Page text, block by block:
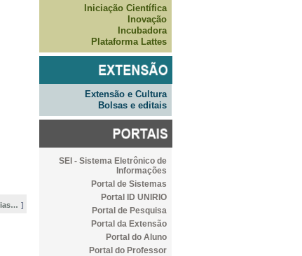
Iniciação Científica
Inovação
Incubadora
Plataforma Lattes
Extensão e Cultura
Bolsas e editais
SEI - Sistema Eletrônico de
Informações
Portal de Sistemas
Portal ID UNIRIO
Portal de Pesquisa
Portal da Extensão
Portal do Aluno
Portal do Professor